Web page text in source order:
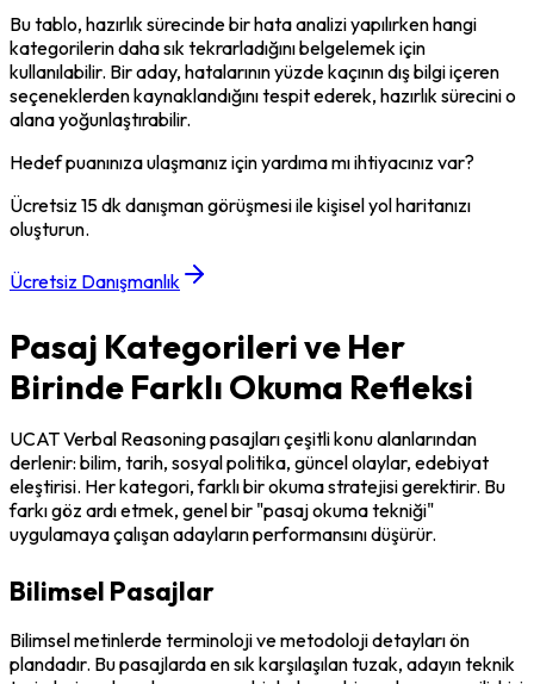
Bu tablo, hazırlık sürecinde bir hata analizi yapılırken hangi
kategorilerin daha sık tekrarladığını belgelemek için
kullanılabilir. Bir aday, hatalarının yüzde kaçının dış bilgi içeren
seçeneklerden kaynaklandığını tespit ederek, hazırlık sürecini o
alana yoğunlaştırabilir.
Hedef puanınıza ulaşmanız için yardıma mı ihtiyacınız var?
Ücretsiz 15 dk danışman görüşmesi ile kişisel yol haritanızı
oluşturun.
Ücretsiz Danışmanlık
Pasaj Kategorileri ve Her
Birinde Farklı Okuma Refleksi
UCAT Verbal Reasoning pasajları çeşitli konu alanlarından
derlenir: bilim, tarih, sosyal politika, güncel olaylar, edebiyat
eleştirisi. Her kategori, farklı bir okuma stratejisi gerektirir. Bu
farkı göz ardı etmek, genel bir "pasaj okuma tekniği"
uygulamaya çalışan adayların performansını düşürür.
Bilimsel Pasajlar
Bilimsel metinlerde terminoloji ve metodoloji detayları ön
plandadır. Bu pasajlarda en sık karşılaşılan tuzak, adayın teknik